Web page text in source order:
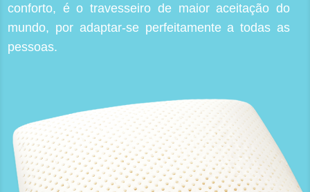
conforto, é o travesseiro de maior aceitação do
mundo, por adaptar-se perfeitamente a todas as
pessoas.